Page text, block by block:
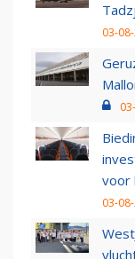
03-
voor
03-